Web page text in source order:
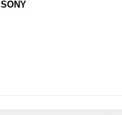
SONY